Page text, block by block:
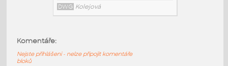
DWG Kolejová
Komentáře:
Nejste přihlášeni - nelze připojit komentáře
bloků